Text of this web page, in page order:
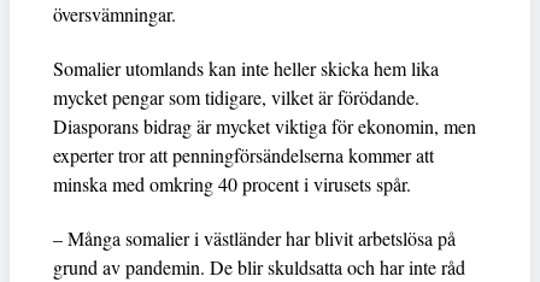
översvämningar.
Somalier utomlands kan inte heller skicka hem lika
mycket pengar som tidigare, vilket är förödande.
Diasporans bidrag är mycket viktiga för ekonomin, men
experter tror att penningförsändelserna kommer att
minska med omkring 40 procent i virusets spår.
– Många somalier i västländer har blivit arbetslösa på
grund av pandemin. De blir skuldsatta och har inte råd